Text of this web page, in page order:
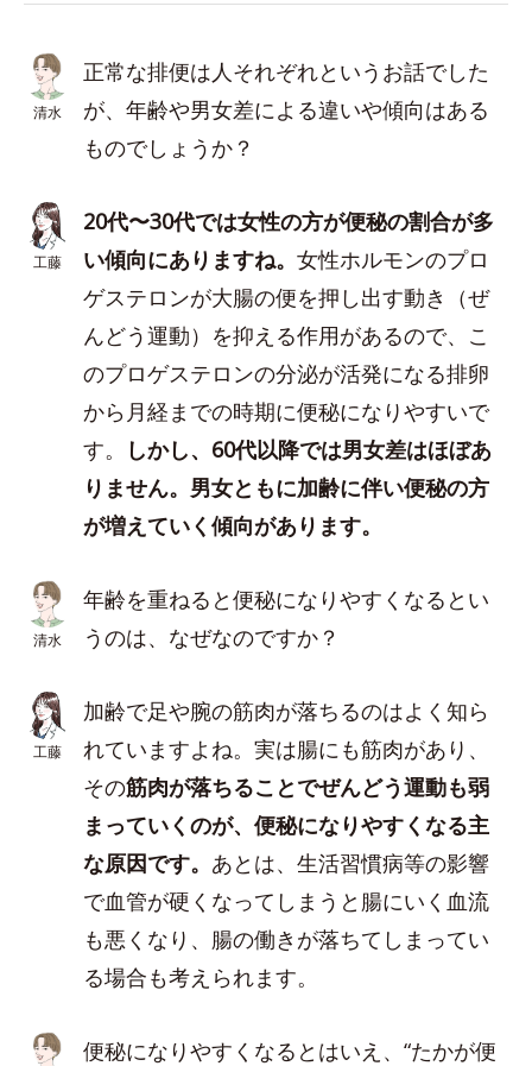
清水
正常な排便は人それぞれというお話でした
が、年齢や男女差による違いや傾向はある
ものでしょうか？
工藤
20代〜30代では女性の方が便秘の割合が多
い傾向にありますね。 女性ホルモンのプロ
ゲステロンが大腸の便を押し出す動き（ぜ
んどう運動）を抑える作用があるので、こ
のプロゲステロンの分泌が活発になる排卵
から月経までの時期に便秘になりやすいで
す。
しかし、60代以降では男女差はほぼあ
りません。男女ともに加齢に伴い便秘の方
が増えていく傾向があります。
清水
年齢を重ねると便秘になりやすくなるとい
うのは、なぜなのですか？
工藤
加齢で足や腕の筋肉が落ちるのはよく知ら
れていますよね。実は腸にも筋肉があり、
その筋肉が落ちることでぜんどう運動も弱
まっていくのが、便秘になりやすくなる主
な原因です。 あとは、生活習慣病等の影響
で血管が硬くなってしまうと腸にいく血流
も悪くなり、腸の働きが落ちてしまってい
る場合も考えられます。
便秘になりやすくなるとはいえ、“たかが便